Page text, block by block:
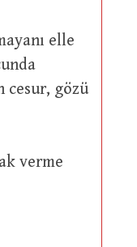
cesur, gözü